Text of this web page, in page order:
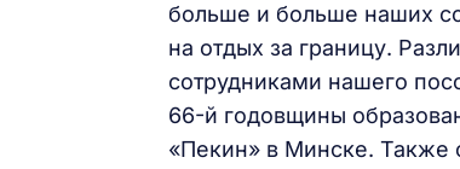
больше и больше наших
на отдых за границу.
сотрудниками нашего
66-й годовщины
«Пекин» в Минске. Также